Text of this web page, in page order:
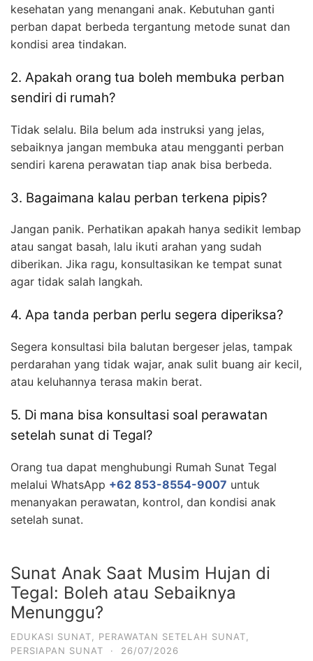
kesehatan yang menangani anak. Kebutuhan ganti
perban dapat berbeda tergantung metode sunat dan
kondisi area tindakan.
2. Apakah orang tua boleh membuka perban
sendiri di rumah?
Tidak selalu. Bila belum ada instruksi yang jelas,
sebaiknya jangan membuka atau mengganti perban
sendiri karena perawatan tiap anak bisa berbeda.
3. Bagaimana kalau perban terkena pipis?
Jangan panik. Perhatikan apakah hanya sedikit lembap
atau sangat basah, lalu ikuti arahan yang sudah
diberikan. Jika ragu, konsultasikan ke tempat sunat
agar tidak salah langkah.
4. Apa tanda perban perlu segera diperiksa?
Segera konsultasi bila balutan bergeser jelas, tampak
perdarahan yang tidak wajar, anak sulit buang air kecil,
atau keluhannya terasa makin berat.
5. Di mana bisa konsultasi soal perawatan
setelah sunat di Tegal?
Orang tua dapat menghubungi Rumah Sunat Tegal
melalui WhatsApp +62 853-8554-9007 untuk
menanyakan perawatan, kontrol, dan kondisi anak
setelah sunat.
Sunat Anak Saat Musim Hujan di
Tegal: Boleh atau Sebaiknya
Menunggu?
EDUKASI SUNAT PERAWATAN SETELAH SUNAT
PERSIAPAN SUNAT
· 26/07/2026